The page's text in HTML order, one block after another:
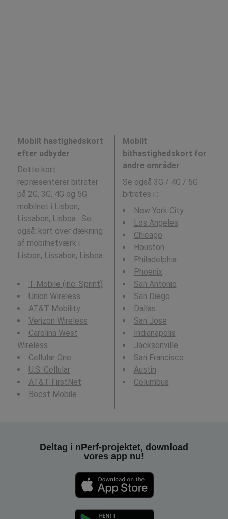
Mobilt hastighedskort
efter udbyder
Dette kort
repræsenterer bitrater
på 2G, 3G, 4G og 5G
mobilnet i Lisbon,
Lissabon, Lisboa . Se
også: kort over dækning
af mobilnetværk i
Lisbon, Lissabon, Lisboa
.
T-Mobile (inc. Sprint)
Union Wireless
AT&T Mobility
Verizon Wireless
Carolina West
Wireless
Cellular One
U.S. Cellular
AT&T FirstNet
Boost Mobile
Mobilt
bithastighedskort for
andre områder
Se også 3G / 4G / 5G
bitrates i :
New York City
Los Angeles
Chicago
Houston
Philadelphia
Phoenix
San Antonio
San Diego
Dallas
San Jose
Indianapolis
Jacksonville
San Francisco
Austin
Columbus
Deltag i nPerf-projektet, download
vores app nu!